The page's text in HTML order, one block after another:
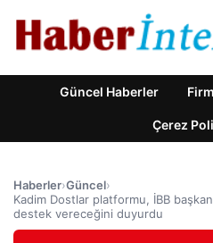
Güncel Haberler
Çerez
Haberler›Güncel›
Kadim Dostlar platformu, İBB
destek vereceğini duyurdu